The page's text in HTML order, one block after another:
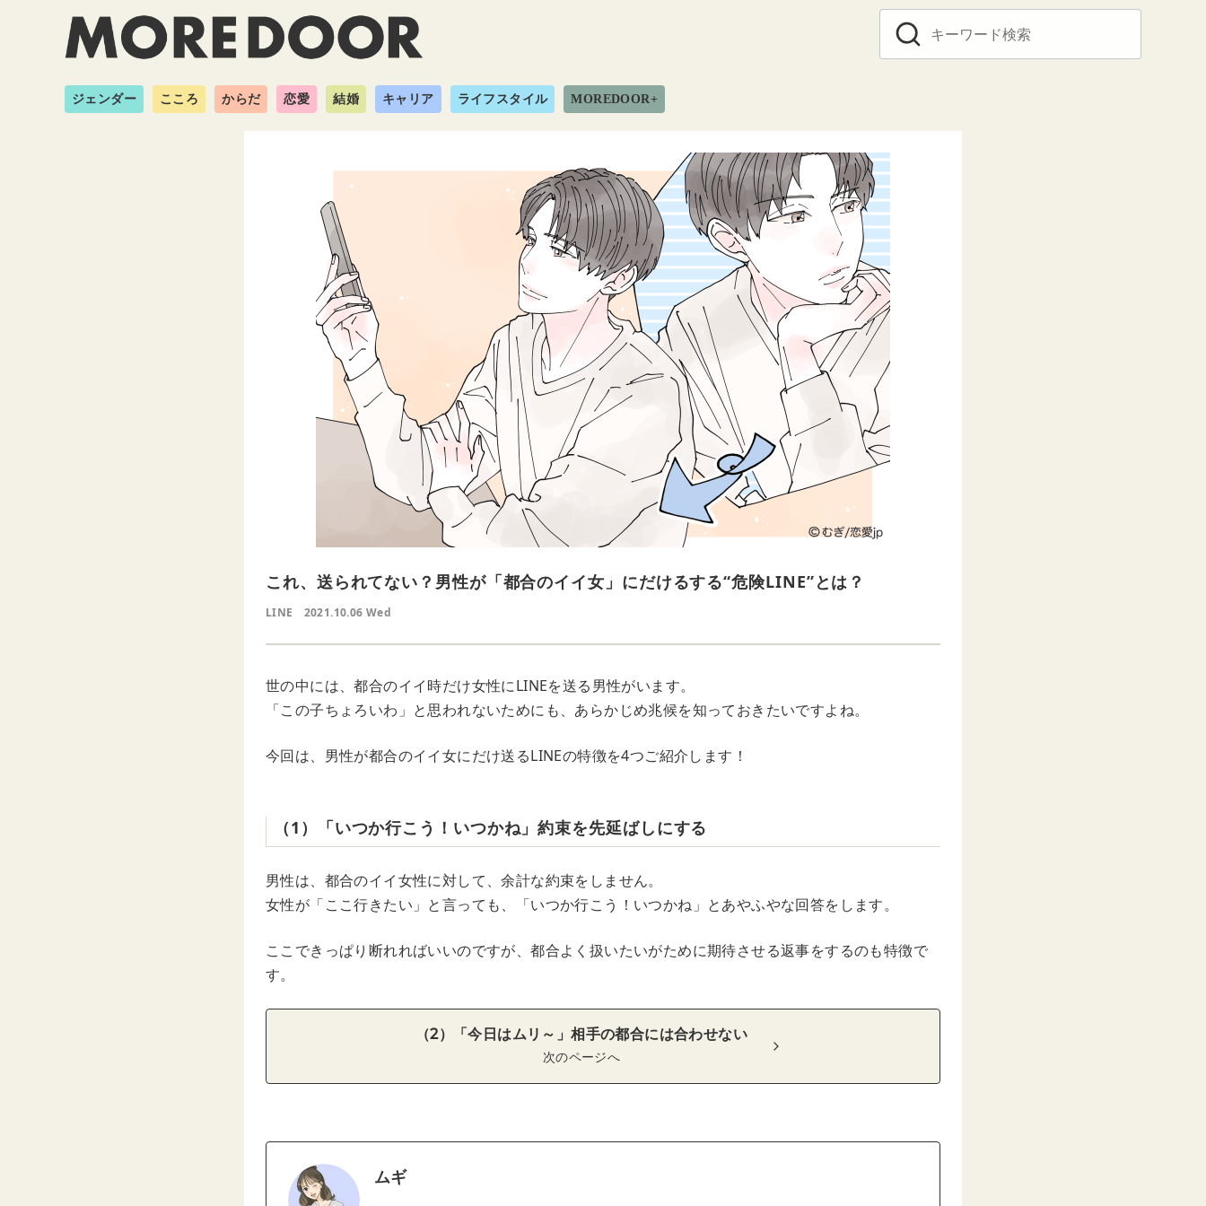
ジェンダー こころ からだ 恋愛 結婚 キャリア ライフスタイル MOREDOOR+
これ、送られてない？男性が「都合のイイ女」にだけるする“危険LINE”とは？
LINE 2021.10.06 Wed
世の中には、都合のイイ時だけ女性にLINEを送る男性がいます。
「この子ちょろいわ」と思われないためにも、あらかじめ兆候を知っておきたいですよね。
今回は、男性が都合のイイ女にだけ送るLINEの特徴を4つご紹介します！
（1）「いつか行こう！いつかね」約束を先延ばしにする
男性は、都合のイイ女性に対して、余計な約束をしません。
女性が「ここ行きたい」と言っても、「いつか行こう！いつかね」とあやふやな回答をします。
ここできっぱり断れればいいのですが、都合よく扱いたいがために期待させる返事をするのも特徴で
す。
（2）「今日はムリ～」相手の都合には合わせない
次のページへ
ムギ